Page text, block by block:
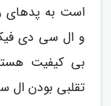
است به پدهای
و ال سی دی
بی کیفیت
تقلبی بودن